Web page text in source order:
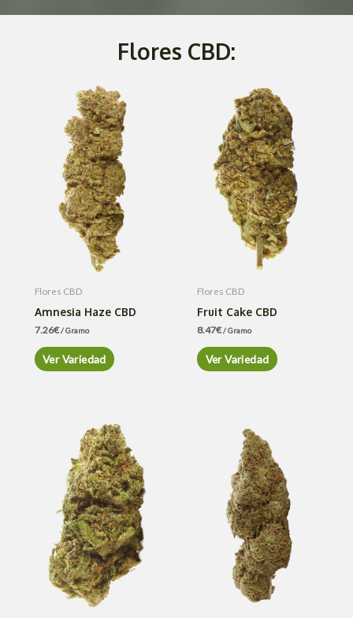
Flores CBD:
Flores CBD
Amnesia Haze CBD
7.26€/ Gramo
Ver Variedad
Flores CBD
Fruit Cake CBD
8.47€/ Gramo
Ver Variedad